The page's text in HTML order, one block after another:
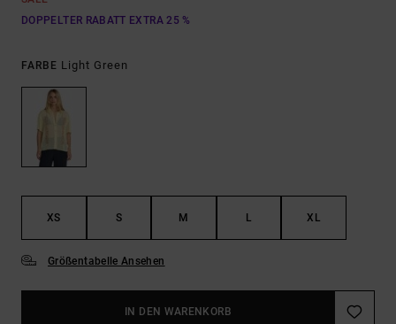
DOPPELTER RABATT EXTRA 25 %
FARBE Light Green
XS S M L XL
Größentabelle Ansehen
IN DEN WARENKORB